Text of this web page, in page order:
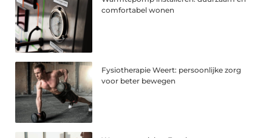
comfortabel wonen
Fysiotherapie Weert: persoonlijke zorg
voor beter bewegen